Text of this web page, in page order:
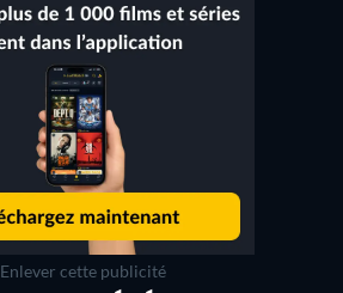
Enlever cette publicité